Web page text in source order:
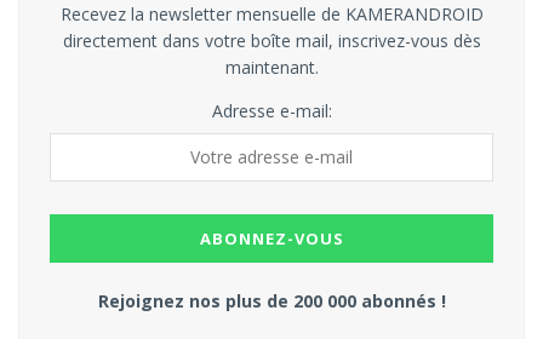
Recevez la newsletter mensuelle de KAMERANDROID
directement dans votre boîte mail, inscrivez-vous dès
maintenant.
Adresse e-mail:
Rejoignez nos plus de 200 000 abonnés !